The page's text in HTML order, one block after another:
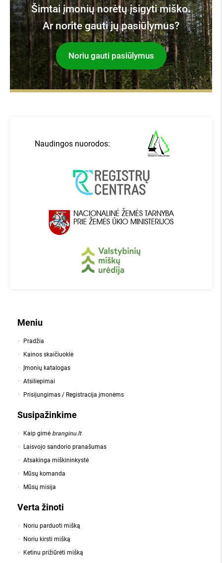
Šimtai įmonių norėtų įsigyti miško.
Ar norite gauti jų pasiūlymus?
Noriu gauti pasiūlymus
Naudingos nuorodos:
Meniu
Pradžia
Kainos skaičiuoklė
Įmonių katalogas
Atsiliepimai
Prisijungimas / Registracija įmonėms
Susipažinkime
Kaip gimė branginu.lt
Laisvojo sandorio pranašumas
Atsakinga miškininkystė
Mūsų komanda
Mūsų misija
Verta žinoti
Noriu parduoti mišką
Noriu kirsti mišką
Ketinu prižiūrėti mišką